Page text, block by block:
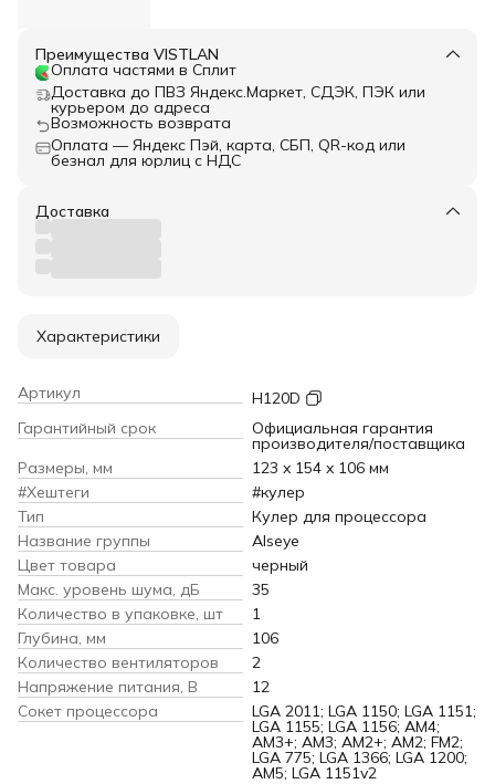
Преимущества VISTLAN
Оплата частями в Сплит
Доставка до ПВЗ Яндекс.Маркет, СДЭК, ПЭК или
курьером до адреса
Возможность возврата
Оплата — Яндекс Пэй, карта, СБП, QR-код или
безнал для юрлиц с НДС
Доставка
Характеристики
Артикул
H120D
Гарантийный срок
Официальная гарантия
производителя/поставщика
Размеры, мм
123 x 154 x 106 мм
#Хештеги
#кулер
Тип
Кулер для процессора
Название группы
Alseye
Цвет товара
черный
Макс. уровень шума, дБ
35
Количество в упаковке, шт
1
Глубина, мм
106
Количество вентиляторов
2
Напряжение питания, В
12
Сокет процессора
LGA 2011; LGA 1150; LGA 1151;
LGA 1155; LGA 1156; AM4;
AM3+; AM3; AM2+; AM2; FM2;
LGA 775; LGA 1366; LGA 1200;
AM5; LGA 1151v2